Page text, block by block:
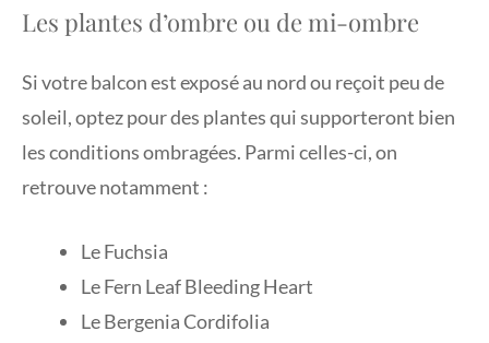
Les plantes d’ombre ou de mi-ombre
Si votre balcon est exposé au nord ou reçoit peu de
soleil, optez pour des plantes qui supporteront bien
les conditions ombragées. Parmi celles-ci, on
retrouve notamment :
Le Fuchsia
Le Fern Leaf Bleeding Heart
Le Bergenia Cordifolia